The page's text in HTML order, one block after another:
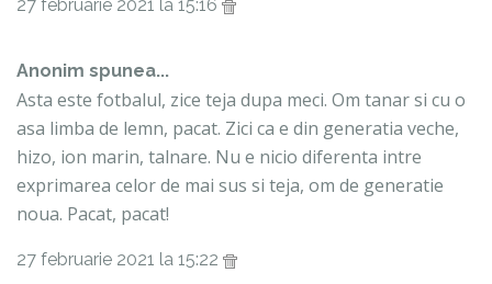
27 februarie 2021 la 15:16
Anonim spunea...
Asta este fotbalul, zice teja dupa meci. Om tanar si cu o
asa limba de lemn, pacat. Zici ca e din generatia veche,
hizo, ion marin, talnare. Nu e nicio diferenta intre
exprimarea celor de mai sus si teja, om de generatie
noua. Pacat, pacat!
27 februarie 2021 la 15:22